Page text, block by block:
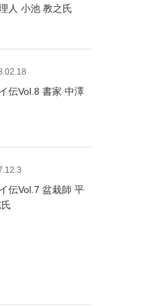
人 小池 教之氏
伝Vol.8 書家 中澤
伝Vol.7 盆栽師 平